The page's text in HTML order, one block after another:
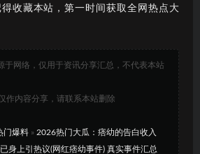
收藏本站，第一时间获取全网热点大
于网络，仅用于资讯分享汇总，不代表本站
作内容分享，请联系本站删除
门爆料 » 2026热门大瓜：痞幼的告白收入
身上引热议(网红痞幼事件) 真实事件汇总